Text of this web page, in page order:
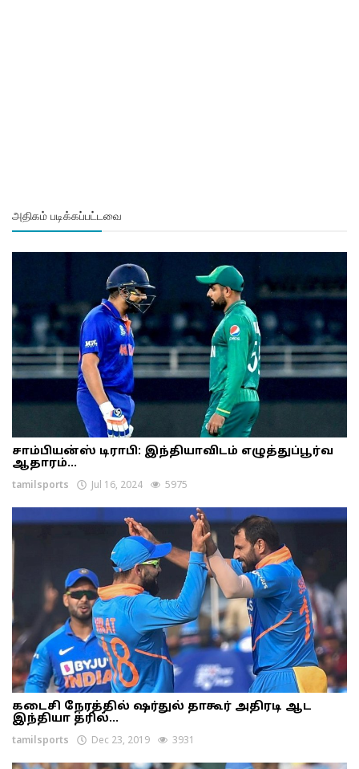
அதிகம் படிக்கப்பட்டவை
சாம்பியன்ஸ் டிராபி: இந்தியாவிடம் எழுத்துப்பூர்வ
ஆதாரம்...
tamilsports Jul 16, 2024 5975
கடைசி நேரத்தில் ஷர்துல் தாகூர் அதிரடி ஆட
இந்தியா த்ரில்...
tamilsports Dec 23, 2019 3931